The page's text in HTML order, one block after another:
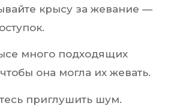
крысу за жевание —
много подходящих
она могла их жевать.
приглушить шум.